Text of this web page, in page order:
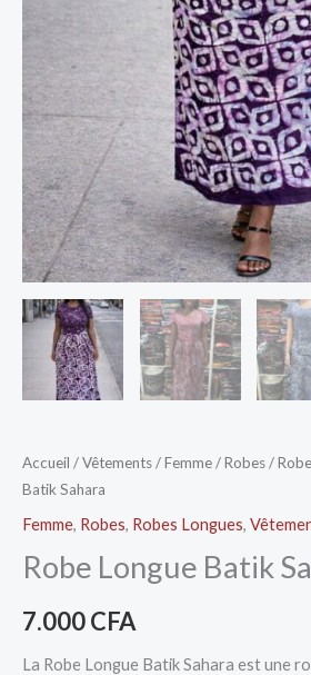
Accueil /Vêtements/Femme/Robes/
Batik Sahara
Femme, Robes, Robes Longues,
Robe Longue Batik
7.000CFA
La Robe Longue Batik Sahara est une